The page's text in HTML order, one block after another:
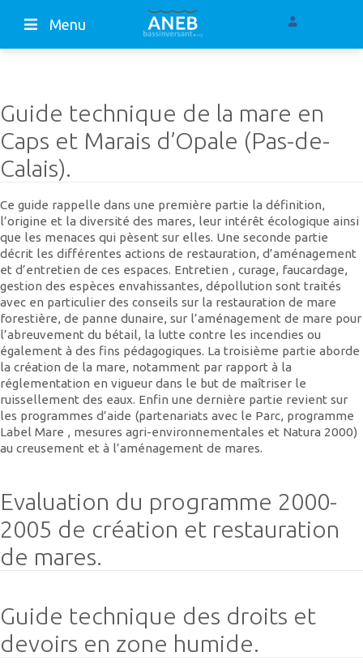
Menu
Guide technique de la mare en
Caps et Marais d’Opale (Pas-de-
Calais).
Ce guide rappelle dans une première partie la définition,
l’origine et la diversité des mares, leur intérêt écologique ainsi
que les menaces qui pèsent sur elles. Une seconde partie
décrit les différentes actions de restauration, d’aménagement
et d’entretien de ces espaces. Entretien , curage, faucardage,
gestion des espèces envahissantes, dépollution sont traités
avec en particulier des conseils sur la restauration de mare
forestière, de panne dunaire, sur l’aménagement de mare pour
l’abreuvement du bétail, la lutte contre les incendies ou
également à des fins pédagogiques. La troisième partie aborde
la création de la mare, notamment par rapport à la
réglementation en vigueur dans le but de maîtriser le
ruissellement des eaux. Enfin une dernière partie revient sur
les programmes d’aide (partenariats avec le Parc, programme
Label Mare , mesures agri-environnementales et Natura 2000)
au creusement et à l’aménagement de mares.
Evaluation du programme 2000-
2005 de création et restauration
de mares.
Guide technique des droits et
devoirs en zone humide.